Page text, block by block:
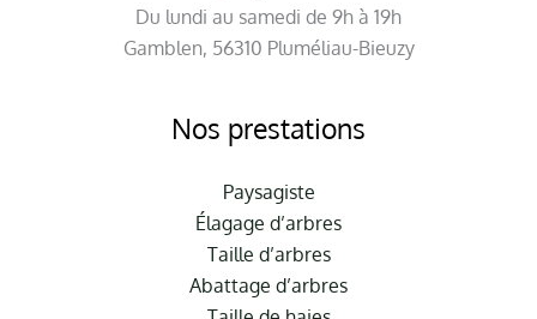
Du lundi au samedi de 9h à 19h
Gamblen, 56310 Pluméliau-Bieuzy
Nos prestations
Paysagiste
Élagage d’arbres
Taille d’arbres
Abattage d’arbres